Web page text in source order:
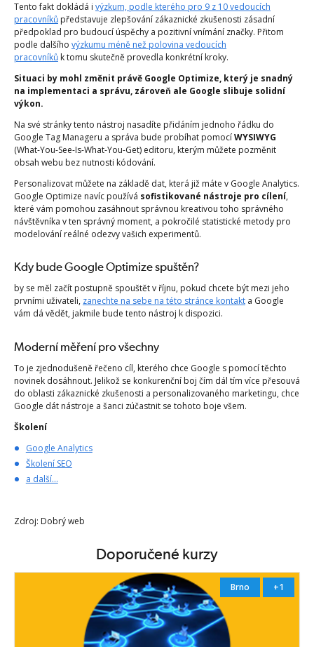
Tento fakt dokládá i výzkum, podle kterého pro 9 z 10 vedoucích
pracovníků představuje zlepšování zákaznické zkušenosti zásadní
předpoklad pro budoucí úspěchy a pozitivní vnímání značky. Přitom
podle dalšího výzkumu méně než polovina vedoucích
pracovníků k tomu skutečně provedla konkrétní kroky.
Situaci by mohl změnit právě Google Optimize, který je snadný
na implementaci a správu, zároveň ale Google slibuje solidní
výkon.
Na své stránky tento nástroj nasadíte přidáním jednoho řádku do
Google Tag Manageru a správa bude probíhat pomocíWYSIWYG
(What-You-See-Is-What-You-Get) editoru, kterým můžete pozměnit
obsah webu bez nutnosti kódování.
Personalizovat můžete na základě dat, která již máte v Google Analytics.
Google Optimize navíc používá sofistikované nástroje pro cílení,
které vám pomohou zasáhnout správnou kreativou toho správného
návštěvníka v ten správný moment, a pokročilé statistické metody pro
modelování reálné odezvy vašich experimentů.
Kdy bude Google Optimize spuštěn?
by se měl začít postupně spouštět v říjnu, pokud chcete být mezi jeho
prvními uživateli, zanechte na sebe na této stránce kontakt a Google
vám dá vědět, jakmile bude tento nástroj k dispozici.
Moderní měření pro všechny
To je zjednodušeně řečeno cíl, kterého chce Google s pomocí těchto
novinek dosáhnout. Jelikož se konkurenční boj čím dál tím více přesouvá
do oblasti zákaznické zkušenosti a personalizovaného marketingu, chce
Google dát nástroje a šanci zúčastnit se tohoto boje všem.
Školení
Google Analytics
Školení SEO
a další...
Zdroj: Dobrý web
Doporučené kurzy
Brno +1